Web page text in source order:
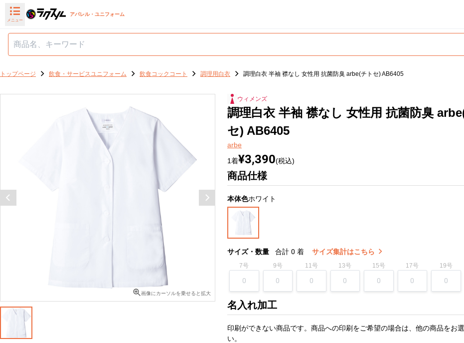
メニュー
アパレル・ユニフォーム
トップページ 飲食・サービスユニフォーム 飲食コックコート 調理用白衣 調理白衣 半袖 襟なし 女性用 抗菌防臭 arbe(チトセ) AB6405
画像にカーソルを乗せると拡大
ウィメンズ
調理白衣 半袖 襟なし 女性用 抗菌防臭
セ) AB6405
arbe
1着¥3,390(税込)
商品仕様
本体色ホワイト
サイズ・数量 合計 0 着 サイズ集計はこちら
7号 9号 11号 13号 15号 17号 19号
名入れ加工
印刷ができない商品です。商品への印刷をご希望の場合は、他の商品をお
い。